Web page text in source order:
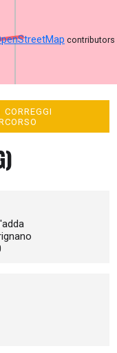
contributors
CORREGGI